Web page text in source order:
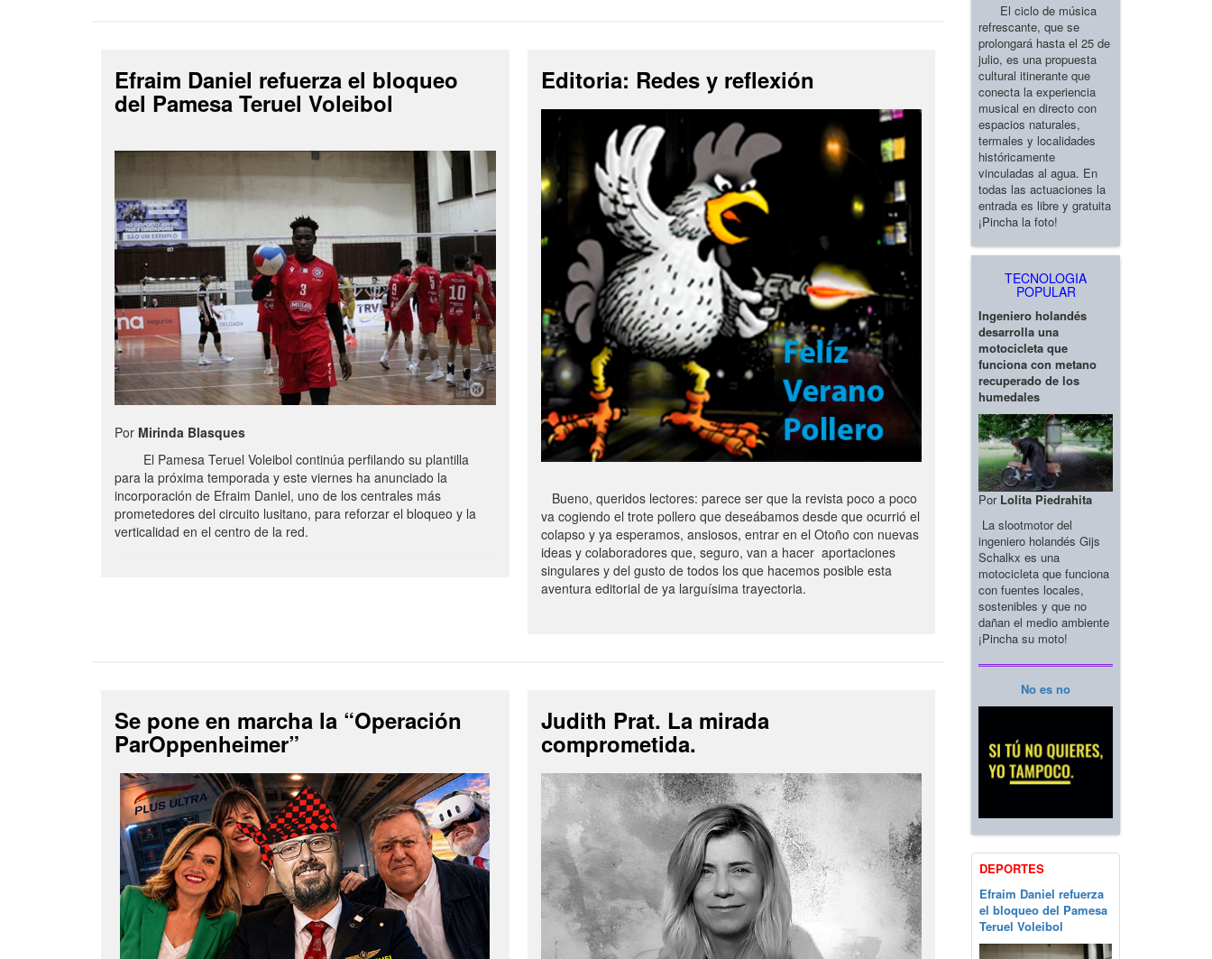
Efraim Daniel refuerza el bloqueo
del Pamesa Teruel Voleibol
Por Mirinda Blasques
El Pamesa Teruel Voleibol continúa perfilando su plantilla
para la próxima temporada y este viernes ha anunciado la
incorporación de Efraim Daniel, uno de los centrales más
prometedores del circuito lusitano, para reforzar el bloqueo y la
verticalidad en el centro de la red.
Editoria: Redes y reflexión
Bueno, queridos lectores: parece ser que la revista poco a poco
va cogiendo el trote pollero que deseábamos desde que ocurrió el
colapso y ya esperamos, ansiosos, entrar en el Otoño con nuevas
ideas y colaboradores que, seguro, van a hacer aportaciones
singulares y del gusto de todos los que hacemos posible esta
aventura editorial de ya larguísima trayectoria.
Se pone en marcha la “Operación
ParOppenheimer”
Judith Prat. La mirada
comprometida.
El ciclo de música
refrescante, que se
prolongará hasta el 25 de
julio, es una propuesta
cultural itinerante que
conecta la experiencia
musical en directo con
espacios naturales,
termales y localidades
históricamente
vinculadas al agua. En
todas las actuaciones la
entrada es libre y gratuita
¡Pincha la foto!
TECNOLOGIA
POPULAR
Ingeniero holandés
desarrolla una
motocicleta que
funciona con metano
recuperado de los
humedales
Por Lolita Piedrahita
La slootmotor del
ingeniero holandés Gijs
Schalkx es una
motocicleta que funciona
con fuentes locales,
sostenibles y que no
dañan el medio ambiente
¡Pincha su moto!
No es no
DEPORTES
Efraim Daniel refuerza
el bloqueo del Pamesa
Teruel Voleibol